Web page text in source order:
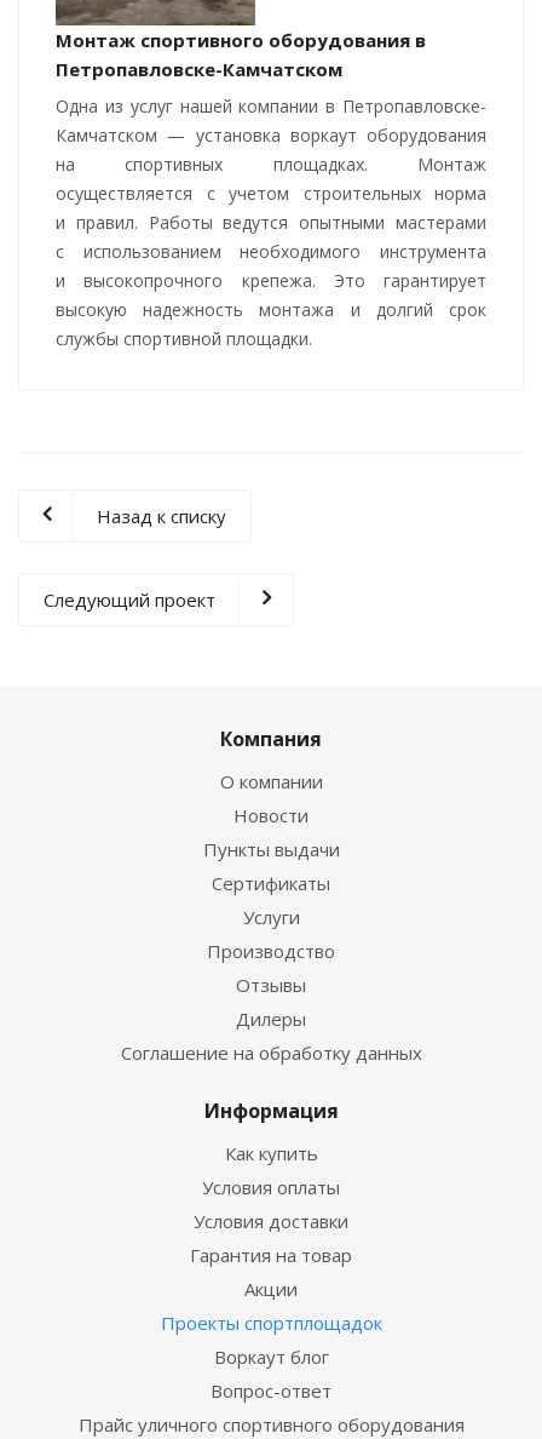
Монтаж спортивного оборудования в
Петропавловске-Камчатском
Одна из услуг нашей компании в Петропавловске-
Камчатском — установка воркаут оборудования
на спортивных площадках. Монтаж
осуществляется с учетом строительных норма
и правил. Работы ведутся опытными мастерами
с использованием необходимого инструмента
и высокопрочного крепежа. Это гарантирует
высокую надежность монтажа и долгий срок
службы спортивной площадки.
Назад к списку
Следующий проект
Компания
О компании
Новости
Пункты выдачи
Сертификаты
Услуги
Производство
Отзывы
Дилеры
Соглашение на обработку данных
Информация
Как купить
Условия оплаты
Условия доставки
Гарантия на товар
Акции
Проекты спортплощадок
Воркаут блог
Вопрос-ответ
Прайс уличного спортивного оборудования